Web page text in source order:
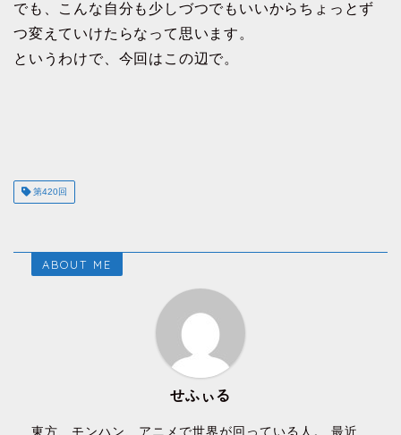
でも、こんな自分も少しづつでもいいからちょっとず
つ変えていけたらなって思います。
というわけで、今回はこの辺で。
第420回
ABOUT ME
せふぃる
東方、モンハン、アニメで世界が回っている人。 最近